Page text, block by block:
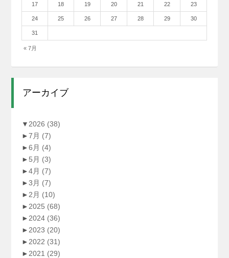
« 7月
17 18 19 20 21 22 23
24 25 26 27 28 29 30
31
アーカイブ
▼ 2026 (38)
►7月 (7)
►6月 (4)
► 5月 (3)
►4月 (7)
►3月 (7)
► 2月 (10)
► 2025 (68)
► 2024 (36)
► 2023 (20)
► 2022 (31)
► 2021 (29)